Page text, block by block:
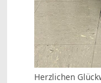
Herzlichen